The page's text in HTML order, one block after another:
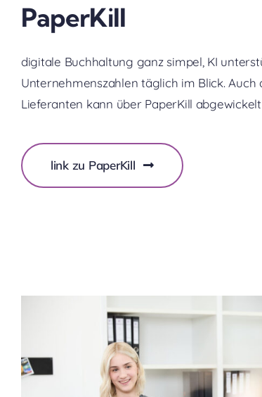
PaperKill
digitale Buchhaltung ganz simpel, KI
Unternehmenszahlen täglich im Blick.
Lieferanten kann über PaperKill
link zu PaperKill